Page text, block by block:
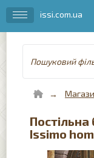
issi.com.ua
Пошуковий
Постільна
Issimo